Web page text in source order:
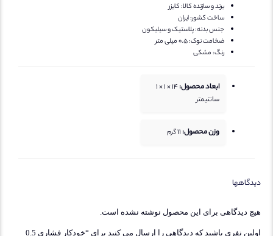
برند و سازنده کالا:کایزر
ساخت کشور:ایران
جنس بدنه:پلاستیک و سیلیکون
ضخامت نوک:0.5 میلی متر
رنگ: مشکی
ابعاد محصول:
14 × 1 × 1
سانتیمتر
وزن محصول:11گرم
دیدگاهها
هیچ دیدگاهی برای این محصول نوشته نشده است.
اولین نفری باشید که دیدگاهی را ارسال می کنید برای “خودکار فشاری 0.5